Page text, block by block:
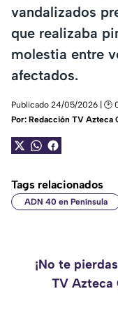
vandalizados
que realizaba
molestia entre
afectados.
Publicado 24/05/2026 | 🕑
Por: Redacción TV Azteca
Tags relacionados
ADN 40 en Península
¡No te
TV Azteca